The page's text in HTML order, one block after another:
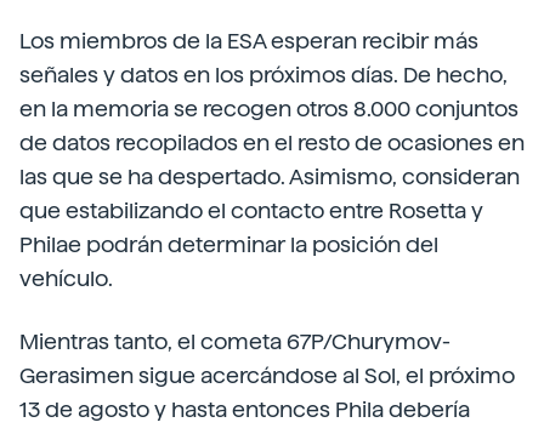
Los miembros de la ESA esperan recibir más
señales y datos en los próximos días. De hecho,
en la memoria se recogen otros 8.000 conjuntos
de datos recopilados en el resto de ocasiones en
las que se ha despertado. Asimismo, consideran
que estabilizando el contacto entre Rosetta y
Philae podrán determinar la posición del
vehículo.
Mientras tanto, el cometa 67P/Churymov-
Gerasimen sigue acercándose al Sol, el próximo
13 de agosto y hasta entonces Phila debería